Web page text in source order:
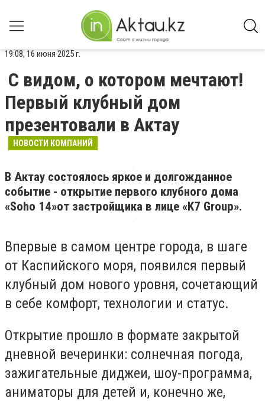
19:08, 16 июня 2025 г.
С видом, о котором мечтают!
Первый клубный дом
презентовали в Актау
НОВОСТИ КОМПАНИЙ
В Актау состоялось яркое и долгожданное
событие - открытие первого клубного дома
«Soho 14»от застройщика в лице «K7 Group».
Впервые в самом центре города, в шаге
от Каспийского моря, появился первый
клубный дом нового уровня, сочетающий
в себе комфорт, технологии и статус.
Открытие прошло в формате закрытой
дневной вечеринки: солнечная погода,
зажигательные диджеи, шоу-программа,
аниматоры для детей и, конечно же,